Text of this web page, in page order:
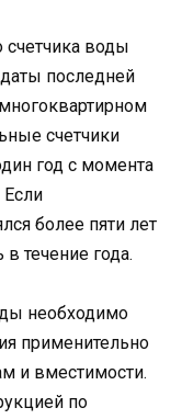
счетчика воды
последней
счетчики
год с момента
Если
более пяти лет
течение года.
необходимо
применительно
и вместимости.
по